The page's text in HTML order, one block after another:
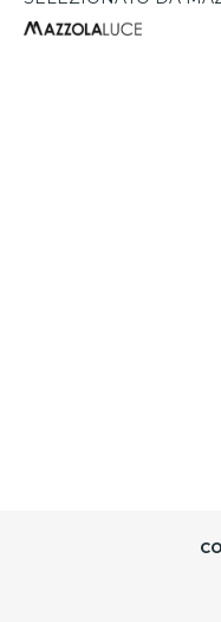
del LED di 50.000